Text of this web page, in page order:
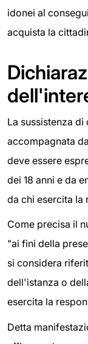
idonei al
acquista la
La sussistenza
accompagnata
deve essere
dei 18 anni e da
da chi esercita la
Come precisa il
"ai fini della
si considera
dell'istanza o
esercita la
Detta